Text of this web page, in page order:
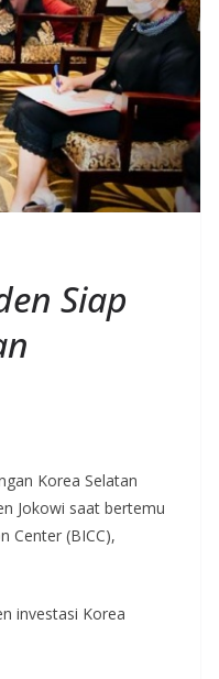
Siap
Korea Selatan
Jokowi saat bertemu
Center (BICC),
investasi Korea